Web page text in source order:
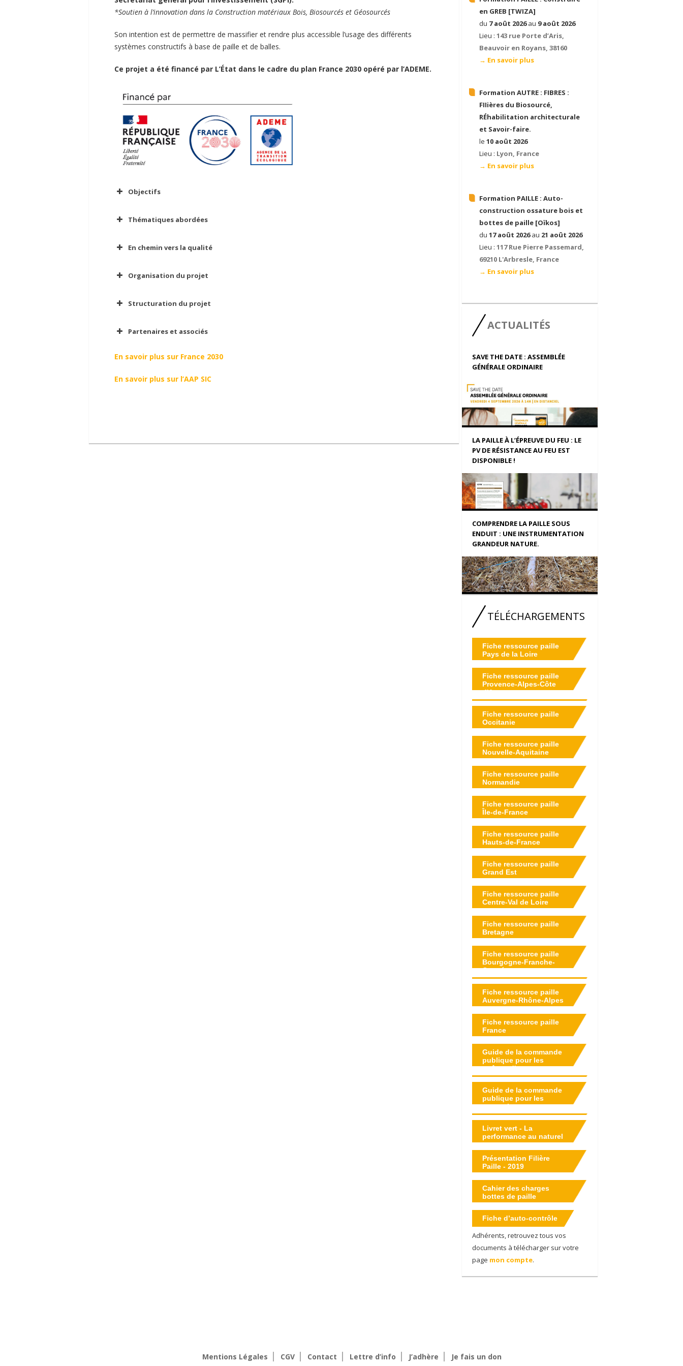
Objets BIM
J’annonce mes formations
*Soutien à l’innovation dans la Construction matériaux Bois, Biosourcés et Géosourcés
Son intention est de permettre de massifier et rendre plus accessible l’usage des différents
systèmes constructifs à base de paille et de balles.
Ce projet a été financé par L’État dans le cadre du plan France 2030 opéré par l’ADEME.
Objectifs
Thématiques abordées
En chemin vers la qualité
Organisation du projet
Structuration du projet
Partenaires et associés
En savoir plus sur France 2030
En savoir plus sur l’AAP SIC
en GREB [TWIZA]
du 7 août 2026au 9 août 2026
Lieu :143 rue Porte d’Aris,
Beauvoir en Royans, 38160
→ En savoir plus
Formation AUTRE : FIBRES :
FIIières du Biosourcé,
RÉhabilitation architecturale
et Savoir-faire.
le10 août 2026
Lieu : Lyon, France
→ En savoir plus
Formation PAILLE :Auto-
construction ossature bois et
bottes de paille [Oïkos]
du17 août 2026au 21 août 2026
Lieu :117 Rue Pierre Passemard,
69210 L'Arbresle, France
→ En savoir plus
ACTUALITÉS
SAVE THE DATE : ASSEMBLÉE
GÉNÉRALE ORDINAIRE
LA PAILLE À L’ÉPREUVE DU FEU : LE
PV DE RÉSISTANCE AU FEU EST
DISPONIBLE !
COMPRENDRE LA PAILLE SOUS
ENDUIT : UNE INSTRUMENTATION
GRANDEUR NATURE.
TÉLÉCHARGEMENTS
Fiche ressource paille
Pays de la Loire
Fiche ressource paille
Provence-Alpes-Côte
d'Azur
Fiche ressource paille
Occitanie
Fiche ressource paille
Nouvelle-Aquitaine
Fiche ressource paille
Normandie
Fiche ressource paille
Île-de-France
Fiche ressource paille
Hauts-de-France
Fiche ressource paille
Grand Est
Fiche ressource paille
Centre-Val de Loire
Fiche ressource paille
Bretagne
Fiche ressource paille
Bourgogne-Franche-
Comté
Fiche ressource paille
Auvergne-Rhône-Alpes
Fiche ressource paille
France
Guide de la commande
publique pour les
maîtres d'ouvrage
Guide de la commande
publique pour les
entreprises
Livret vert - La
performance au naturel
Présentation Filière
Paille - 2019
Cahier des charges
bottes de paille
Fiche d’auto-contrôle
Adhérents, retrouvez tous vos
documents à télécharger sur votre
page mon compte.
Mentions Légales CGV Contact Lettre d’info J’adhère Je fais un don